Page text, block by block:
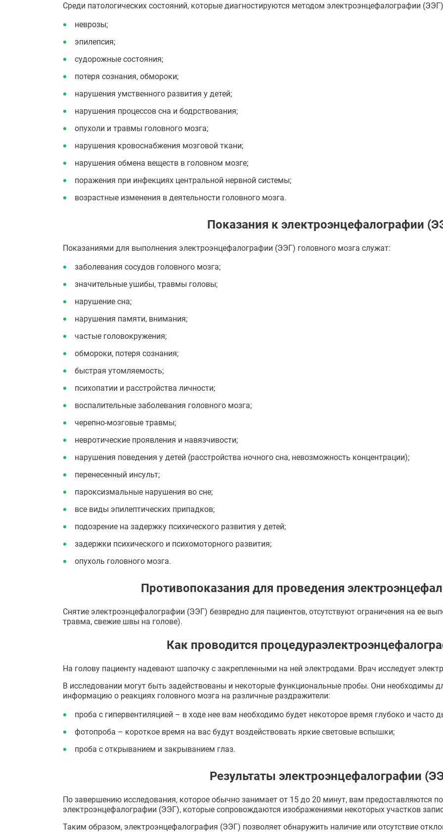
Среди патологических состояний, которые диагностируются методом электроэнцефалографии
неврозы;
эпилепсия;
судорожные состояния;
потеря сознания, обмороки;
нарушения умственного развития у детей;
нарушения процессов сна и бодрствования;
опухоли и травмы головного мозга;
нарушения кровоснабжения мозговой ткани;
нарушения обмена веществ в головном мозге;
поражения при инфекциях центральной нервной системы;
возрастные изменения в деятельности головного мозга.
Показания к электроэнцефалографии
Показаниями для выполнения электроэнцефалографии (ЭЭГ) головного мозга служат:
заболевания сосудов головного мозга;
значительные ушибы, травмы головы;
нарушение сна;
нарушения памяти, внимания;
частые головокружения;
обмороки, потеря сознания;
быстрая утомляемость;
психопатии и расстройства личности;
воспалительные заболевания головного мозга;
черепно-мозговые травмы;
невротические проявления и навязчивости;
нарушения поведения у детей (расстройства ночного сна, невозможность концентрации);
перенесенный инсульт;
пароксизмальные нарушения во сне;
все виды эпилептических припадков;
подозрение на задержку психического развития у детей;
задержки психического и психомоторного развития;
опухоль головного мозга.
Противопоказания для проведения
Снятие электроэнцефалографии (ЭЭГ) безвредно для пациентов, отсутствуют ограничения на ее
травма, свежие швы на голове).
Как проводится
На голову пациенту надевают шапочку с закрепленными на ней электродами. Врач исследует
В исследовании могут быть задействованы и некоторые функциональные пробы. Они необходимы
информацию о реакциях головного мозга на различные раздражители:
проба с гипервентиляцией – в ходе нее вам необходимо будет некоторое время глубоко и часто
фотопроба – короткое время на вас будут воздействовать яркие световые вспышки;
проба с открыванием и закрыванием глаз.
Результаты электроэнцефалографии
По завершению исследования, которое обычно занимает от 15 до 20 минут, вам предоставляются
электроэнцефалографии (ЭЭГ), которые сопровождаются изображениями некоторых участков
Таким образом, электроэнцефалография (ЭЭГ) позволяет обнаружить наличие или отсутствие